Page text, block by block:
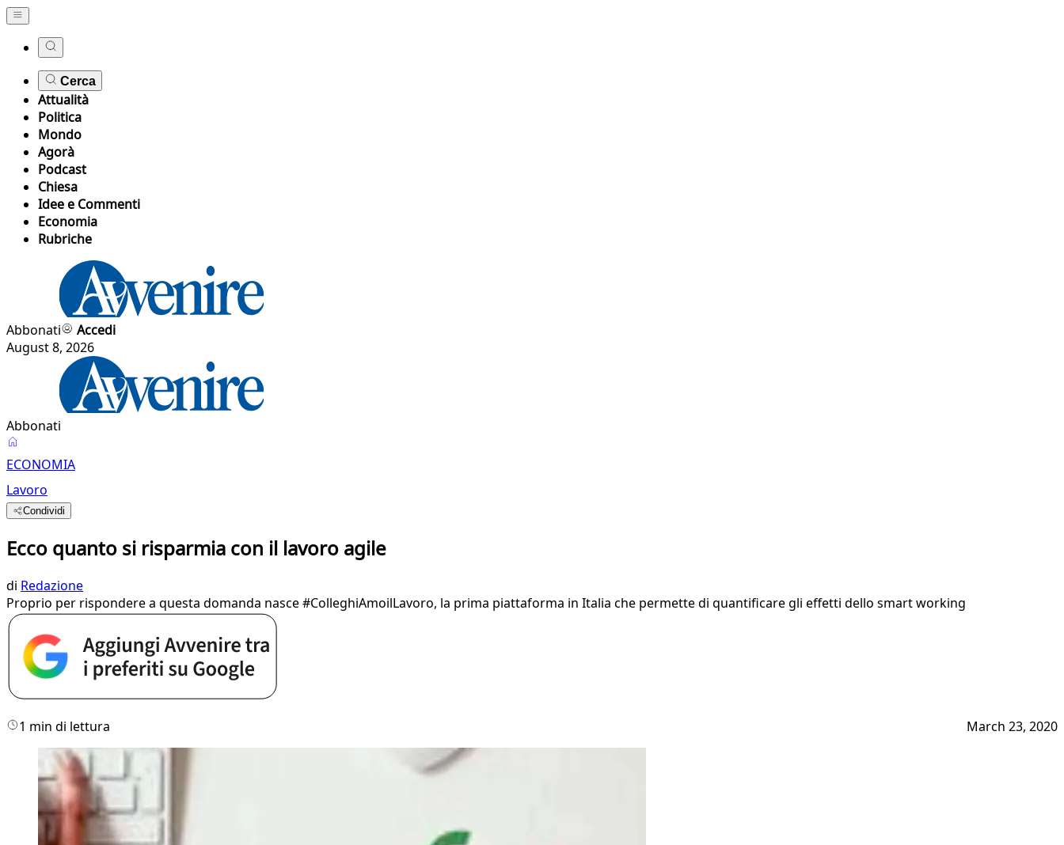
Cerca
Attualità
Politica
Mondo
Agorà
Podcast
Chiesa
Idee e Commenti
Economia
Rubriche
Abbonati
Accedi
August 8, 2026
Abbonati
ECONOMIA
Lavoro
Condividi
Ecco quanto si risparmia con il lavoro agile
di Redazione
Proprio per rispondere a questa domanda nasce #ColleghiAmoilLavoro, la prima piattaforma in Italia che permette di quantificare gli effetti dello smart working
1 min di lettura March 23, 2020